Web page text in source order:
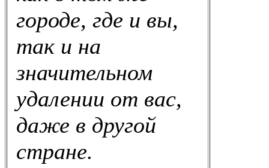
городе, где и вы,
так и на
значительном
удалении от вас,
даже в другой
стране.